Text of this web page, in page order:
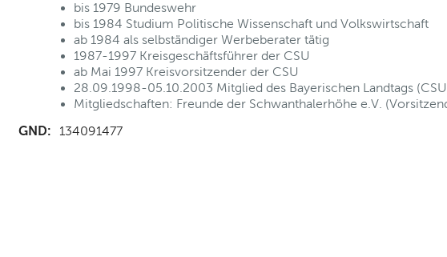
bis 1979 Bundeswehr
bis 1984 Studium Politische Wissenschaft und Volkswirtschaft
ab 1984 als selbständiger Werbeberater tätig
1987-1997 Kreisgeschäftsführer der CSU
ab Mai 1997 Kreisvorsitzender der CSU
28.09.1998-05.10.2003 Mitglied des Bayerischen Landtags
Mitgliedschaften: Freunde der Schwanthalerhöhe e.V.
GND: 134091477